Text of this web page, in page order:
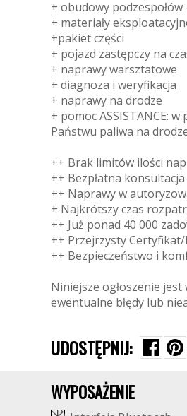
+ obudowy
+ materiały
+pakiet części
+ pojazd zastępczy na
+ naprawy warsztatowe
+ diagnoza i weryfikacja
+ naprawy na drodze
+ pomoc ASSISTANCE:
Państwu paliwa na
++ Brak limitów ilości
++ Bezpłatna
++ Naprawy w
+ Najkrótszy czas
++ Już ponad 40 000
++ Przejrzysty Certyfikat/
++ Bezpieczeństwo i
Niniejsze ogłoszenie
ewentualne błędy lub
UDOSTĘPNIJ:
WYPOSAŻENIE